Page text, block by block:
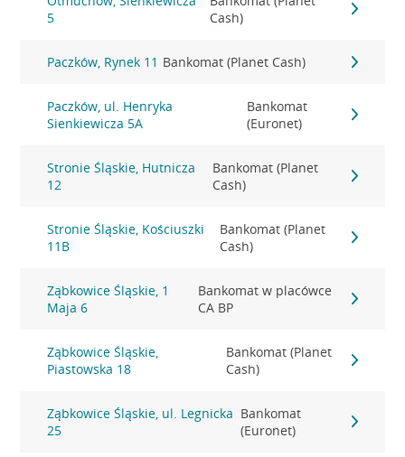
5
Cash)
Paczków, Rynek 11 Bankomat (Planet Cash)
Paczków, ul. Henryka
Sienkiewicza 5A
Bankomat
(Euronet)
Stronie Śląskie, Hutnicza
12
Bankomat (Planet
Cash)
Stronie Śląskie, Kościuszki
11B
Bankomat (Planet
Cash)
Ząbkowice Śląskie, 1
Maja 6
Bankomat w placówce
CA BP
Ząbkowice Śląskie,
Piastowska 18
Bankomat (Planet
Cash)
Ząbkowice Śląskie, ul. Legnicka
25
Bankomat
(Euronet)